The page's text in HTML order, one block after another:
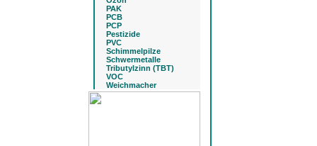
PAK
PCB
PCP
Pestizide
PVC
Schimmelpilze
Schwermetalle
Tributylzinn (TBT)
VOC
Weichmacher